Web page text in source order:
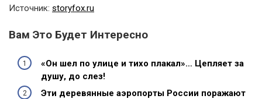
Источник: storyfox.ru
Вам Это Будет Интересно
«Он шел по улице и тихо плакал»… Цепляет за
душу, до слез!
Эти деревянные аэропорты России поражают